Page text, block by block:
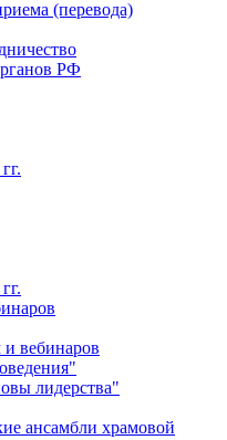
(перевода)
РФ
вебинаров
лидерства"
ансамбли храмовой